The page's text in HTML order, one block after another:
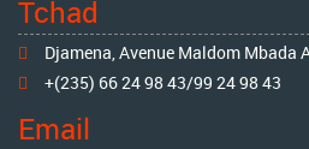
Tchad
Djamena, Avenue Maldom Mbada
+(235) 66 24 98 43/99 24 98 43
Email